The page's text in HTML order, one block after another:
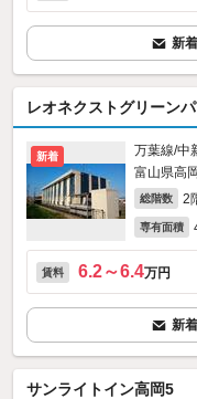
新
レオネクストグリーン
新着
万葉線/中
富山県高
総階数 2
専有面積
賃料 6.2～6.4万円
新
サンライトイン高岡5